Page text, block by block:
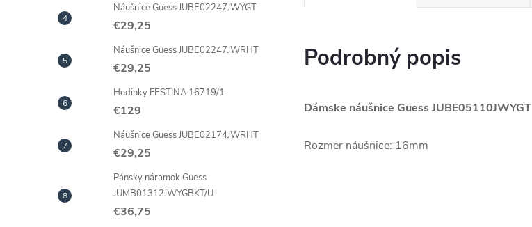
Náušnice Guess JUBE02247JWYGT
€29,25
Náušnice Guess JUBE02247JWRHT
€29,25
Hodinky FESTINA 16719/1
€129
Náušnice Guess JUBE02174JWRHT
€29,25
Pánsky náramok Guess
JUMB01312JWYGBKT/U
€36,75
Podrobný popis
Dámske náušnice Guess JUBE05110JWYGT
Rozmer náušnice: 16mm